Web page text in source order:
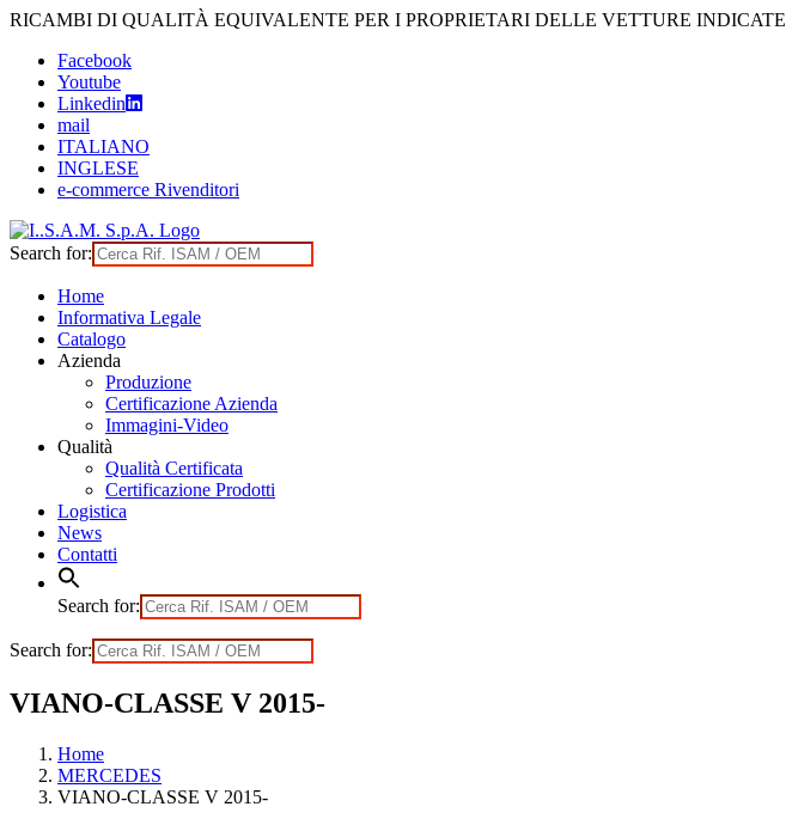
Skip
content
RICAMBI DI QUALITÀ EQUIVALENTE PER I PROPRIETARI DELLE VETTURE INDICATE
Facebook
Youtube
Linkedin
mail
ITALIANO
INGLESE
e-commerce Rivenditori
Search for:
Home
Informativa Legale
Catalogo
Azienda
Produzione
Certificazione Azienda
Immagini-Video
Qualità
Qualità Certificata
Certificazione Prodotti
Logistica
News
Contatti
Search for:
Search for:
VIANO-CLASSE V 2015-
Home
MERCEDES
VIANO-CLASSE V 2015-